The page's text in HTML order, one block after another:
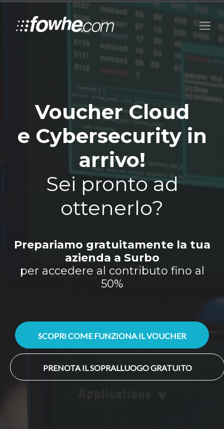
Voucher Cloud
e Cybersecurity in
arrivo!
Sei pronto ad
ottenerlo?
Prepariamo gratuitamente la tua
azienda a Surbo
per accedere al contributo fino al
50%
SCOPRI COME FUNZIONA IL VOUCHER
PRENOTA IL SOPRALLUOGO GRATUITO